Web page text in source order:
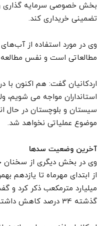
بخش خصوصی سرمایه گذاری
تضمینی خریداری کند.
وی در مورد استفاده از
مطالعاتی است و نفس
اردکانیان گفت: هم اکنون با
استانداران مواجه می شویم،
سیستان و بلوچستان در حال
موضوع عملیاتی نخواهد شد.
آخرین وضعیت سدها
وی در بخش دیگری از سخنان
میلیارد مترمکعب ذکر کرد و
گذشته 34 درصد کاهش داشته است.